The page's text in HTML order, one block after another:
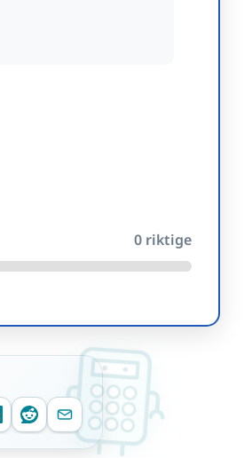
0riktige